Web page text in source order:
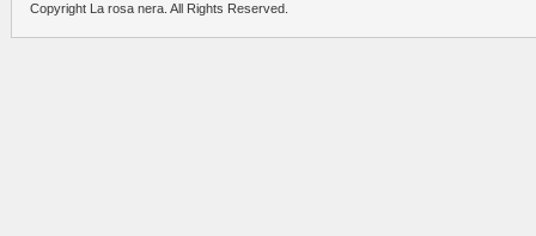
Copyright La rosa nera. All Rights Reserved.